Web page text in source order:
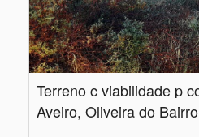
Aveiro, Oliveira do